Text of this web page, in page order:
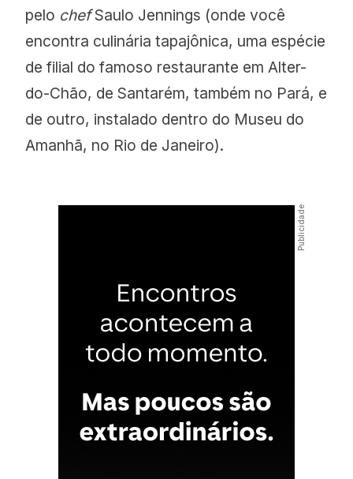
pelo chefSaulo Jennings (onde você
encontra culinária tapajônica, uma espécie
de filial do famoso restaurante em Alter-
do-Chão, de Santarém, também no Pará, e
de outro, instalado dentro do Museu do
Amanhã, no Rio de Janeiro).